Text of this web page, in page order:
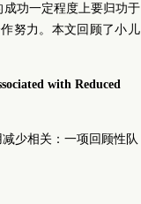
功一定程度上要归功于
努力。本文回顾了小儿
with Reduced
少相关：一项回顾性队